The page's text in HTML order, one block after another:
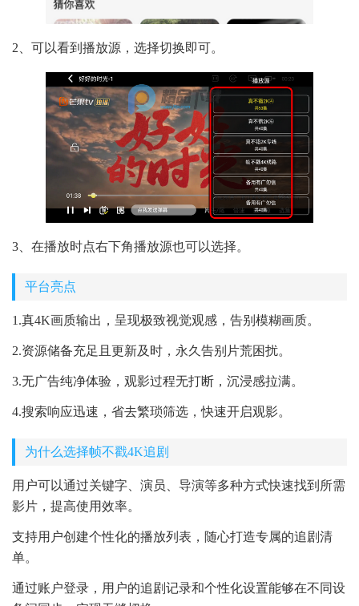
2、可以看到播放源，选择切换即可。
3、在播放时点右下角播放源也可以选择。
平台亮点
1.真4K画质输出，呈现极致视觉观感，告别模糊画质。
2.资源储备充足且更新及时，永久告别片荒困扰。
3.无广告纯净体验，观影过程无打断，沉浸感拉满。
4.搜索响应迅速，省去繁琐筛选，快速开启观影。
为什么选择帧不戳4K追剧
用户可以通过关键字、演员、导演等多种方式快速找到所需
影片，提高使用效率。
支持用户创建个性化的播放列表，随心打造专属的追剧清
单。
通过账户登录，用户的追剧记录和个性化设置能够在不同设